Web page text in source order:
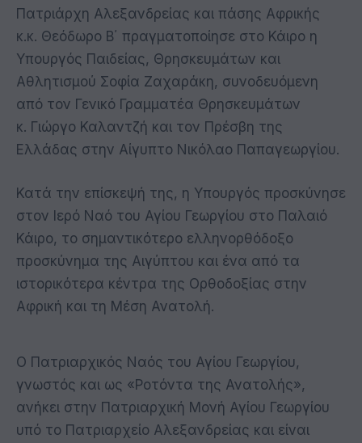
Πατριάρχη Αλεξανδρείας και πάσης Αφρικής
κ.κ. Θεόδωρο Β΄ πραγματοποίησε στο Κάιρο η
Υπουργός Παιδείας, Θρησκευμάτων και
Αθλητισμού Σοφία Ζαχαράκη, συνοδευόμενη
από τον Γενικό Γραμματέα Θρησκευμάτων
κ. Γιώργο Καλαντζή και τον Πρέσβη της
Ελλάδας στην Αίγυπτο Νικόλαο Παπαγεωργίου.
Κατά την επίσκεψή της, η Υπουργός προσκύνησε
στον Ιερό Ναό του Αγίου Γεωργίου στο Παλαιό
Κάιρο, το σημαντικότερο ελληνορθόδοξο
προσκύνημα της Αιγύπτου και ένα από τα
ιστορικότερα κέντρα της Ορθοδοξίας στην
Αφρική και τη Μέση Ανατολή.
Ο Πατριαρχικός Ναός του Αγίου Γεωργίου,
γνωστός και ως «Ροτόντα της Ανατολής»,
ανήκει στην Πατριαρχική Μονή Αγίου Γεωργίου
υπό το Πατριαρχείο Αλεξανδρείας και είναι